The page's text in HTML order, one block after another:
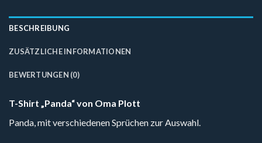
BESCHREIBUNG
ZUSÄTZLICHE INFORMATIONEN
BEWERTUNGEN (0)
T-Shirt „Panda“ von Oma Plott
Panda, mit verschiedenen Sprüchen zur Auswahl.